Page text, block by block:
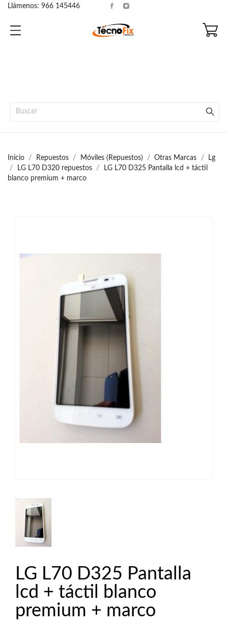
Llámenos: 966 145446
Inicio Repuestos Móviles (Repuestos) Otras Marcas
Lg
LG L70 D320 repuestos
LG L70 D325 Pantalla lcd + táctil
blanco premium + marco
LG L70 D325 Pantalla
lcd + táctil blanco
premium + marco